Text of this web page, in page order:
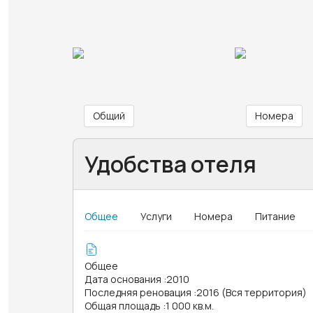
Общий Номера
Удобства отеля
Общее Услуги Номера Питание
Общее
Дата основания :2010
Последняя реновация :2016 (Вся территория)
Общая площадь :1 000 кв.м.